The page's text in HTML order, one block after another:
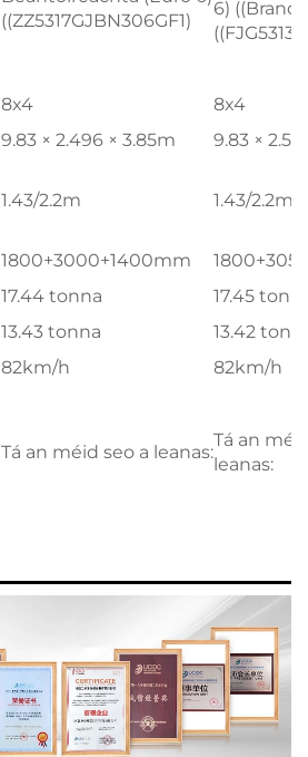
((ZZ5317GJBN306GF1)
6) ((Brand
8x4
8x4
9.83 × 2.496 × 3.85m
9.83 ×
1.43/2.2m 1.43/2.2m
1800+3000+1400mm
17.44 tonna
17.45
13.43 tonna
13.42
82km/h 82km/h
Tá an méid seo a leanas:
Tá an
leanas: